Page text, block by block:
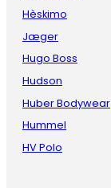
Hèskimo
Jæger
Hugo Boss
Hudson
Huber Bodywear
Hummel
HV Polo